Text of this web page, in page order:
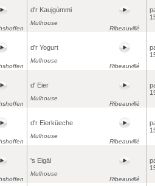
d'r Kaujgùmmi
Mulhouse
Ribeauvillé
d'r Yogurt
Mulhouse
Ribeauvillé
d' Eier
Mulhouse
Ribeauvillé
d'r Eierküeche
Mulhouse
Ribeauvillé
's Eigäl
Mulhouse
Ribeauvillé